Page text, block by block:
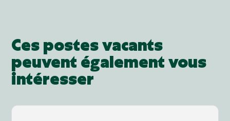
Ces postes vacants
peuvent également vous
intéresser